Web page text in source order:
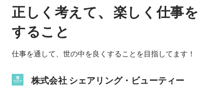
正しく考えて、 楽しく仕事を
すること
仕事を通して、世の中を良くすることを目指してます！
株式会社 シェアリング・ビューティー